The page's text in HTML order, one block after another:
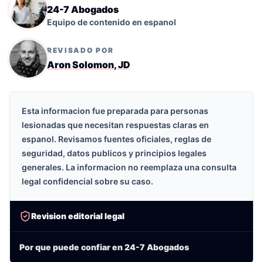
24-7 Abogados
Equipo de contenido en espanol
REVISADO POR
Aron Solomon, JD
Esta informacion fue preparada para personas
lesionadas que necesitan respuestas claras en
espanol. Revisamos fuentes oficiales, reglas de
seguridad, datos publicos y principios legales
generales. La informacion no reemplaza una consulta
legal confidencial sobre su caso.
Revision editorial legal
Por que puede confiar en 24-7 Abogados